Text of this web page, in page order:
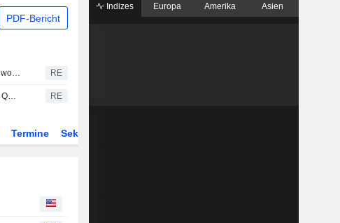
PDF-Bericht
Teva will Israel-Bezüge von Geschworenen fernhalten und verweist auf den Gaza-Krieg RE
CVS-Gewinnausblick trübt starkes Quartal, Aktie fällt RE
Termine Sektor
Indizes Europa Amerika Asien